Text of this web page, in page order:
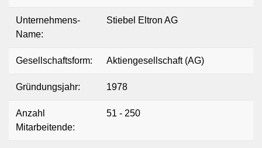
Unternehmens-
Name:
Stiebel Eltron AG
Gesellschaftsform: Aktiengesellschaft (AG)
Gründungsjahr: 1978
Anzahl
Mitarbeitende:
51 - 250